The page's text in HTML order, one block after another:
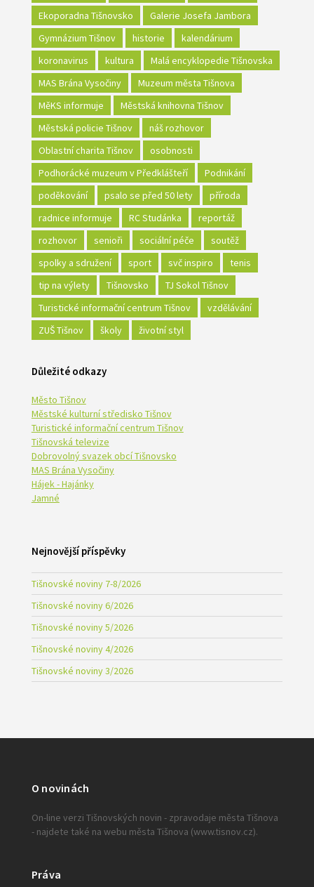
Ekoporadna Tišnovsko
Galerie Josefa Jambora
Gymnázium Tišnov
historie
kalendárium
koronavirus
kultura
Malá encyklopedie Tišnovska
MAS Brána Vysočiny
Muzeum města Tišnova
MěKS informuje
Městská knihovna Tišnov
Městská policie Tišnov
náš rozhovor
Oblastní charita Tišnov
osobnosti
Podhorácké muzeum v Předklášteří
Podnikání
poděkování
psalo se před 50 lety
příroda
radnice informuje
RC Studánka
reportáž
rozhovor
senioři sociální péče
soutěž
spolky a sdružení
sport svč inspiro
tenis
tip na výlety
Tišnovsko
TJ Sokol Tišnov
Turistické informační centrum Tišnov
vzdělávání
ZUŠ Tišnov
školy životní styl
Důležité odkazy
Město Tišnov
Městské kulturní středisko Tišnov
Turistické informační centrum Tišnov
Tišnovská televize
Dobrovolný svazek obcí Tišnovsko
MAS Brána Vysočiny
Hájek - Hajánky
Jamné
Nejnovější příspěvky
Tišnovské noviny 7-8/2026
Tišnovské noviny 6/2026
Tišnovské noviny 5/2026
Tišnovské noviny 4/2026
Tišnovské noviny 3/2026
O novinách
On-line verzi Tišnovských novin - zpravodaje města Tišnova
- najdete také na webu města Tišnova (www.tisnov.cz).
Práva